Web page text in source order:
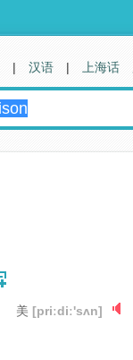
美 [priːdiː'sʌn]
| 汉语 | 上海话